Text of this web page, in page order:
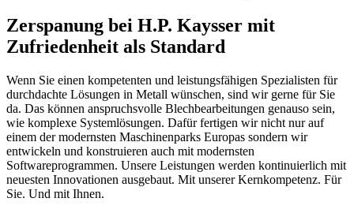
Zerspanung bei H.P. Kaysser mit
Zufriedenheit als Standard
Wenn Sie einen kompetenten und leistungsfähigen Spezialisten für
durchdachte Lösungen in Metall wünschen, sind wir gerne für Sie
da. Das können anspruchsvolle Blechbearbeitungen genauso sein,
wie komplexe Systemlösungen. Dafür fertigen wir nicht nur auf
einem der modernsten Maschinenparks Europas sondern wir
entwickeln und konstruieren auch mit modernsten
Softwareprogrammen. Unsere Leistungen werden kontinuierlich mit
neuesten Innovationen ausgebaut. Mit unserer Kernkompetenz. Für
Sie. Und mit Ihnen.